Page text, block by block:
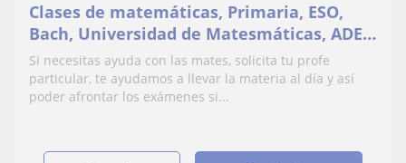
Clases de matemáticas, Primaria, ESO,
Bach, Universidad de Matesmáticas, ADE,
Magisterio, Ingeniería, física...
Si necesitas ayuda con las mates, solicita tu profe
particular, te ayudamos a llevar la materia al día y así
poder afrontar los exámenes si...